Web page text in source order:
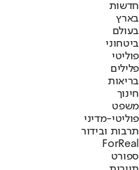
חדשות
בארץ
בעולם
ביטחוני
פוליטי
פלילים
בריאות
חינוך
משפט
פוליטי-מדיני
תרבות ובידור
ForReal
ספורט